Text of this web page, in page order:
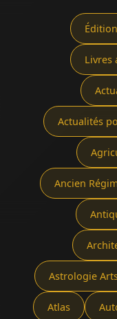
Livres
Actualités
Ancien
Astrologie
Atlas